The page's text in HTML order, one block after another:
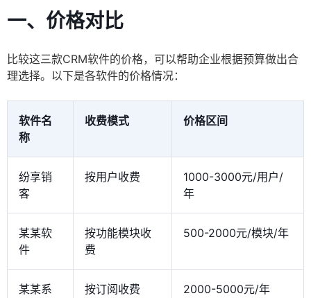
一、价格对比
比较这三款CRM软件的价格，可以帮助企业根据预算做出合
理选择。以下是各软件的价格情况：
软件名
称
收费模式 价格区间
纷享销
客
按用户收费
1000-3000元/用户/
年
某某软
件
按功能模块收
费
500-2000元/模块/年
某某系
按订阅收费 2000-5000元/年